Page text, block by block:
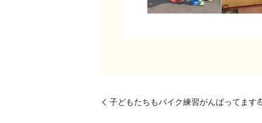
子どもたちもバイク練習がんばってます